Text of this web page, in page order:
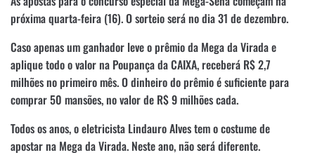
próxima quarta-feira (16). O sorteio será no dia 31 de dezembro.
Caso apenas um ganhador leve o prêmio da Mega da Virada e
aplique todo o valor na Poupança da CAIXA, receberá R$ 2,7
milhões no primeiro mês. O dinheiro do prêmio é suficiente para
comprar 50 mansões, no valor de R$ 9 milhões cada.
Todos os anos, o eletricista Lindauro Alves tem o costume de
apostar na Mega da Virada. Neste ano, não será diferente.